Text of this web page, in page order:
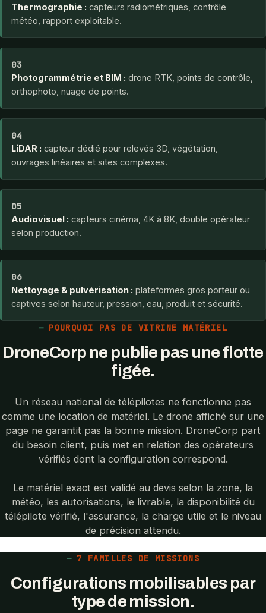
Thermographie : capteurs radiométriques, contrôle
météo, rapport exploitable.
03
Photogrammétrie et BIM : drone RTK, points de contrôle,
orthophoto, nuage de points.
04
LiDAR : capteur dédié pour relevés 3D, végétation,
ouvrages linéaires et sites complexes.
05
Audiovisuel : capteurs cinéma, 4K à 8K, double opérateur
selon production.
06
Nettoyage & pulvérisation : plateformes gros porteur ou
captives selon hauteur, pression, eau, produit et sécurité.
POURQUOI PAS DE VITRINE MATÉRIEL
DroneCorp ne publie pas une flotte
figée.
Un réseau national de télépilotes ne fonctionne pas
comme une location de matériel. Le drone affiché sur une
page ne garantit pas la bonne mission. DroneCorp part
du besoin client, puis met en relation des opérateurs
vérifiés dont la configuration correspond.
Le matériel exact est validé au devis selon la zone, la
météo, les autorisations, le livrable, la disponibilité du
télépilote vérifié, l'assurance, la charge utile et le niveau
de précision attendu.
7 FAMILLES DE MISSIONS
Configurations mobilisables par
type de mission.